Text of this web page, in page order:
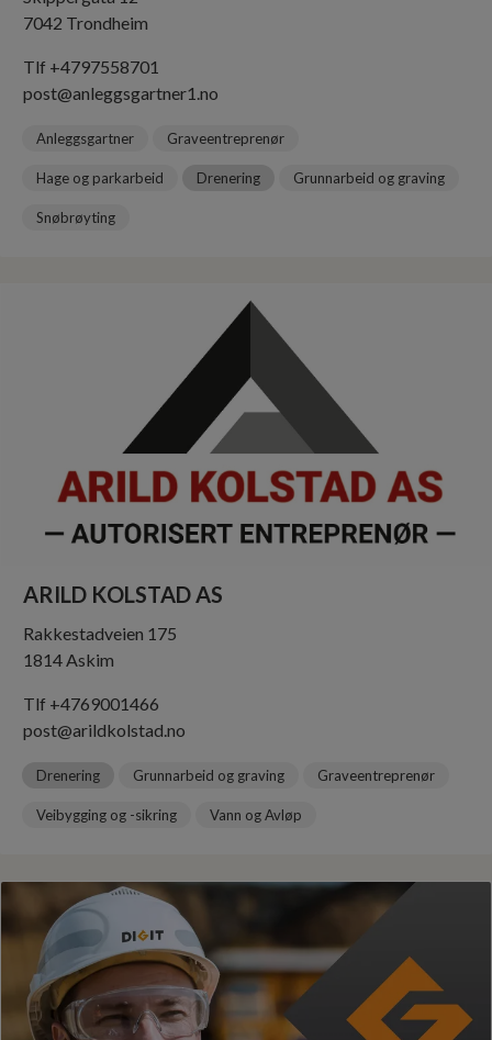
7042 Trondheim
Tlf +4797558701
post@anleggsgartner1.no
Graveentreprenør
Anleggsgartner
Grunnarbeid og graving
Drenering
Hage og parkarbeid
Snøbrøyting
ARILD KOLSTAD AS
Rakkestadveien 175
1814 Askim
Tlf +4769001466
post@arildkolstad.no
Graveentreprenør
Grunnarbeid og graving
Drenering
Vann og Avløp
Veibygging og -sikring